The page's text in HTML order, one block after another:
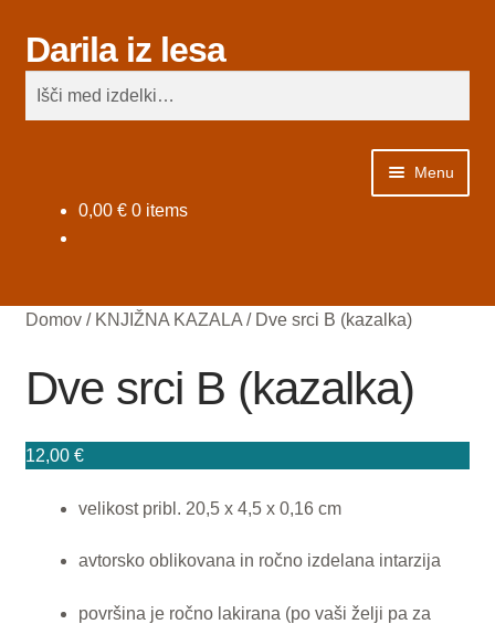
Skip
to
navigation
Skip
to
content
Darila iz lesa
Išči:
Iskanje
Menu
IZDELKI NA ZALOGI
Košarica
LESENI IZDELKI Z INTARZIJO
0,00 € 0 items
Domov/ KNJIŽNA KAZALA/ Dve srci B (kazalka)
Dve srci B (kazalka)
12,00 €
velikost pribl. 20,5 x 4,5 x 0,16 cm
avtorsko oblikovana in ročno izdelana intarzija
površina je ročno lakirana (po vaši želji pa za